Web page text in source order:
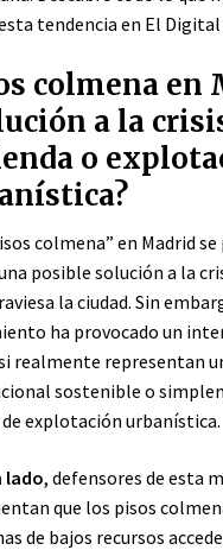
tendencia en El Digital
colmena en
a la
o
colmena” en Madrid
posible solución a la
la ciudad. Sin
ha provocado un
realmente representan
sostenible o
explotación urbanística.
lado, defensores de esta
que los pisos
de bajos recursos